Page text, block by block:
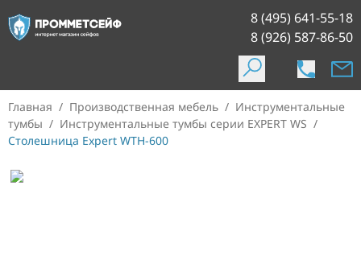
8 (495) 641-55-18
8 (926) 587-86-50
Главная / Производственная мебель / Инструментальные
тумбы / Инструментальные тумбы серии EXPERT WS /
Столешница Expert WTH-600